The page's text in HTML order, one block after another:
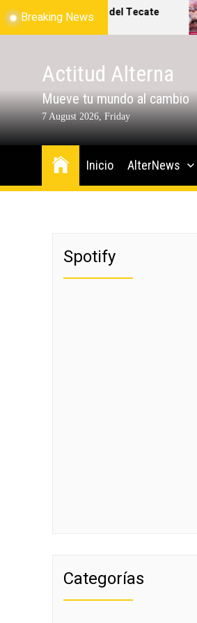
Skip
to
Breaking News
el mapa oficial del Tecate
2026!
Actitud Alterna
Mueve tu mundo al cambio
7 August 2026, Friday
Inicio AlterNews
Spotify
Categorías